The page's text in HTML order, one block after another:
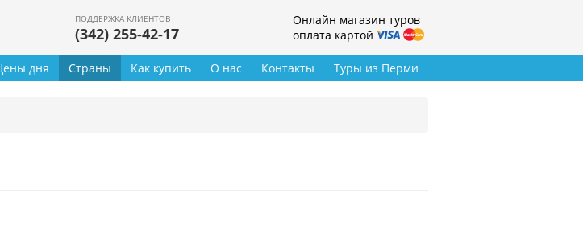
ПОДДЕРЖКА КЛИЕНТОВ
(342) 255-42-17
Онлайн магазин туров
оплата картой
Туры из Перми
дня Страны Как купить О нас Контакты